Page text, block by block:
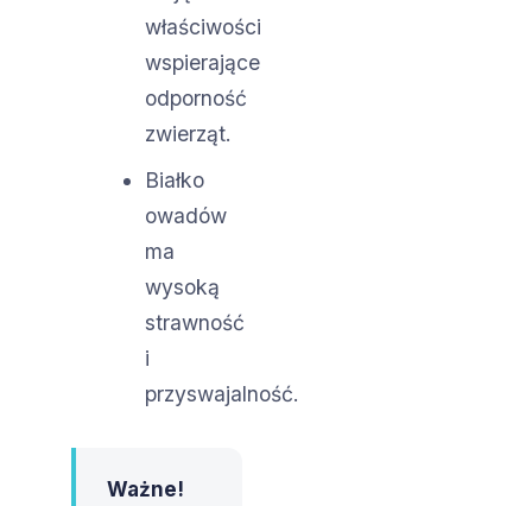
właściwości
wspierające
odporność
zwierząt.
Białko
owadów
ma
wysoką
strawność
i
przyswajalność.
Ważne!